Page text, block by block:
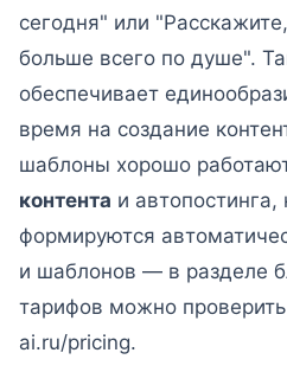
сегодня" или
больше всего по душе".
обеспечивает
время на создание
шаблоны хорошо
контента и
формируются
и шаблонов — в разделе
тарифов можно
ai.ru/pricing.